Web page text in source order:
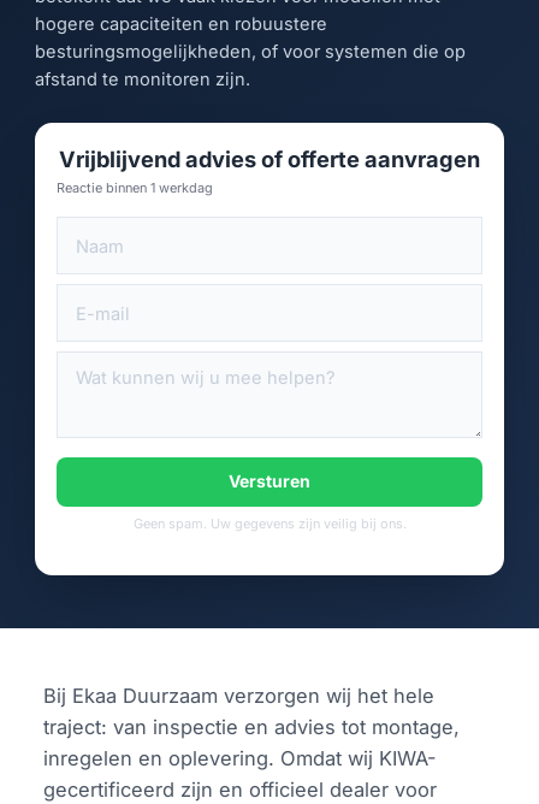
hogere capaciteiten en robuustere
besturingsmogelijkheden, of voor systemen die op
afstand te monitoren zijn.
Vrijblijvend advies of offerte aanvragen
Reactie binnen 1 werkdag
Versturen
Geen spam. Uw gegevens zijn veilig bij ons.
Bij Ekaa Duurzaam verzorgen wij het hele
traject: van inspectie en advies tot montage,
inregelen en oplevering. Omdat wij KIWA-
gecertificeerd zijn en officieel dealer voor